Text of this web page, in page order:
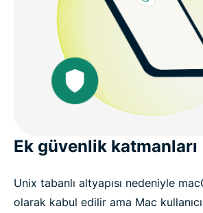
Ek güvenlik katmanları
Unix tabanlı altyapısı nedeniyle
olarak kabul edilir ama Mac